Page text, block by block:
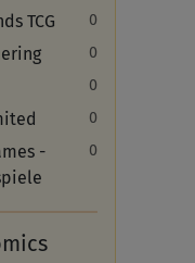
TCG 0
0
0
0
-
0